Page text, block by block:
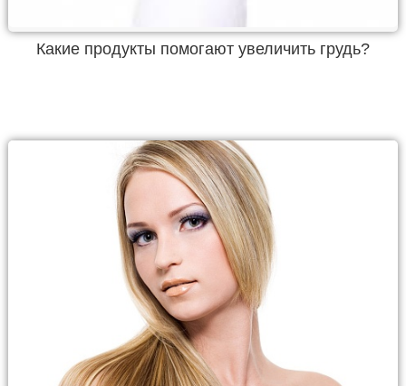
Какие продукты помогают увеличить грудь?